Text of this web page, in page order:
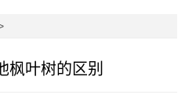
枫叶树的区别